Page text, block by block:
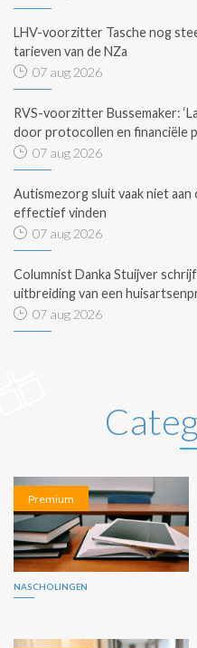
LHV-voorzitter Tasche nog
tarieven van de NZa
07 aug 2026
RVS-voorzitter Bussemaker:
door protocollen en financiële
07 aug 2026
Autismezorg sluit vaak niet
effectief vinden
07 aug 2026
Columnist Danka Stuijver
uitbreiding van een
07 aug 2026
Premium
NASCHOLINGEN